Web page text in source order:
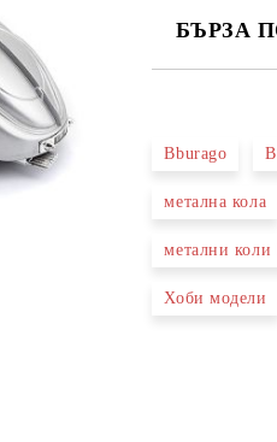
БЪРЗА
Ние ще се
Bburago
метална кола
метални коли
Хоби модели